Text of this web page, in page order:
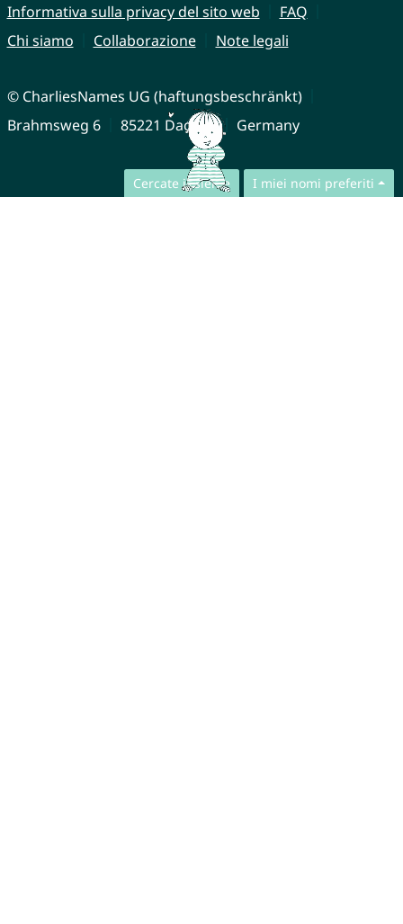
Cercate insieme I miei nomi preferiti
Informativa sulla privacy del sito web
FAQ
Chi siamo
Collaborazione Note legali
© CharliesNames UG (haftungsbeschränkt)
Brahmsweg 6
85221 Dachau Germany